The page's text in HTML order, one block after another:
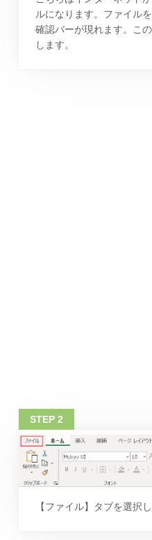
ルになります。ファイル
確認バーが現れます。こ
します。
【ファイル】タブを選択し